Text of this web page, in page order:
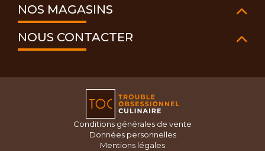
NOS MAGASINS
NOUS CONTACTER
Conditions générales de vente
Données personnelles
Mentions légales